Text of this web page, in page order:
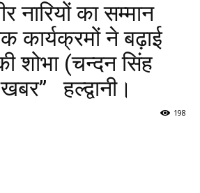
नारियों का सम्मान
कार्यक्रमों ने बढ़ाई
शोभा (चन्दन सिंह
हल्द्वानी।
198